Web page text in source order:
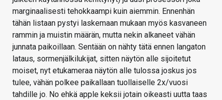
marginaalisesti tehokkaampi kuin aiemmin. Ennenhän
tähän listaan pystyi laskemaan mukaan myös kasvaneen
rammin ja muistin määrän, mutta nekin alkaneet vähän
junnata paikoillaan. Sentään on nähty tätä ennen langaton
lataus, sormenjälkilukijat, sitten näytön alle sijoitetut
moiset, nyt etukameraa näytön alle tulossa joskus jos
tulee, vähän polkee paikallaan tuollaiselle 2x/vuosi
tahdille jo. No ehkä apple keksii jotain oikeasti uutta taas